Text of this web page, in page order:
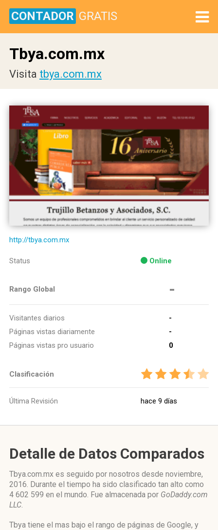
CONTADOR GRATIS
Tbya.com.mx
Visita tbya.com.mx
http://tbya.com.mx
Status Online
Rango Global -
Visitantes diarios
-
Páginas vistas diariamente
-
Páginas vistas pro usuario
0
Clasificación
Última Revisión hace 9 días
Detalle de Datos Comparados
Tbya.com.mx es seguido por nosotros desde noviembre,
2016. Durante el tiempo ha sido clasificado tan alto como
4 602 599 en el mundo. Fue almacenada por GoDaddy.com
LLC.
Tbya tiene el mas bajo el rango de páginas de Google, y